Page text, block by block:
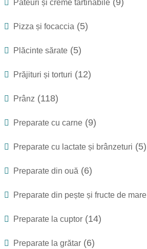
Pateuri și creme tartinabile (9)
Pizza și focaccia (5)
Plăcinte sărate (5)
Prăjituri și torturi (12)
Prânz (118)
Preparate cu carne (9)
Preparate cu lactate și brânzeturi (5)
Preparate din ouă (6)
Preparate din pește și fructe de mare
Preparate la cuptor (14)
Preparate la grătar (6)